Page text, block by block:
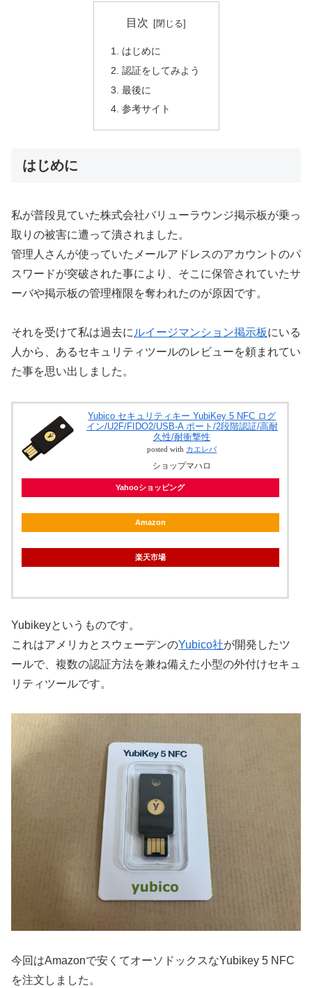
目次
はじめに
認証をしてみよう
最後に
参考サイト
はじめに
私が普段見ていた株式会社バリューラウンジ掲示板が乗っ
取りの被害に遭って潰されました。
管理人さんが使っていたメールアドレスのアカウントのパ
スワードが突破された事により、そこに保管されていたサ
ーバや掲示板の管理権限を奪われたのが原因です。
それを受けて私は過去にルイージマンション掲示板にいる
人から、あるセキュリティツールのレビューを頼まれてい
た事を思い出しました。
Yubico セキュリティキー YubiKey 5 NFC ログ
イン/U2F/FIDO2/USB-A ポート/2段階認証/高耐
久性/耐衝撃性
posted with カエレバ
ショップマハロ
Yahooショッピング
Amazon
楽天市場
Yubikeyというものです。
これはアメリカとスウェーデンのYubico社が開発したツ
ールで、複数の認証方法を兼ね備えた小型の外付けセキュ
リティツールです。
今回はAmazonで安くてオーソドックスなYubikey 5 NFC
を注文しました。